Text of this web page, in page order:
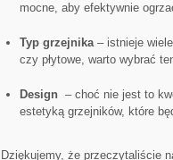
mocne, aby efektywnie
Typ⁤ grzejnika– istnieje
czy płytowe, warto wybrać
Design – choć nie jest to
estetyką grzejników, które
Dziękujemy, ‌że przeczytaliście